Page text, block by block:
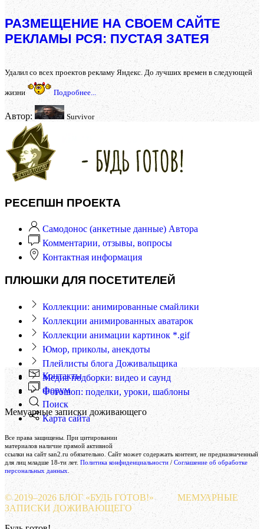
РАЗМЕЩЕНИЕ НА СВОЕМ САЙТЕ
РЕКЛАМЫ РСЯ: ПУСТАЯ ЗАТЕЯ
Удалил со всех проектов рекламу Яндекс. До лучших времен в следующей
жизни Подробнее...
Автор: Survivor
РЕСЕПШН ПРОЕКТА
Самодонос (анкетные данные) Автора
Комментарии, отзывы, вопросы
Контактная информация
ПЛЮШКИ ДЛЯ ПОСЕТИТЕЛЕЙ
Коллекции: анимированные смайлики
Коллекции анимированных аватарок
Коллекции анимации картинок *.gif
Юмор, приколы, анекдоты
Плейлисты блога Доживальщика
Медиа подборки: видео и саунд
Фотошоп: поделки, уроки, шаблоны
Мемуарные записки доживающего
Контакты
Форум
Поиск
Карта сайта
Все права защищены. При цитировании
материалов наличие прямой активной
ссылки на сайт san2.ru обязательно. Сайт может содержать контент, не предназначенный
для лиц младше 18-ти лет. Политика конфиденциальности / Соглашение об обработке
персональных данных
© 2019–2026 БЛОГ «БУДЬ ГОТОВ!»
МЕМУАРНЫЕ
ЗАПИСКИ ДОЖИВАЮЩЕГО